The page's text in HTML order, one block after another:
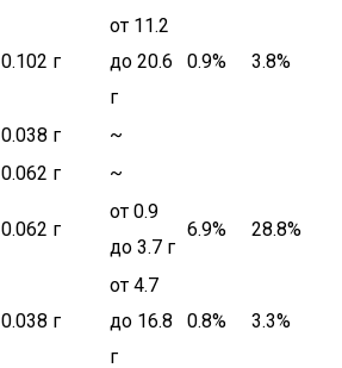
0.102 г
от 11.2
до 20.6
г
0.9% 3.8%
0.038 г
~
0.062 г
~
0.062 г
от 0.9
до 3.7 г
6.9% 28.8%
0.038 г
от 4.7
до 16.8
г
0.8% 3.3%